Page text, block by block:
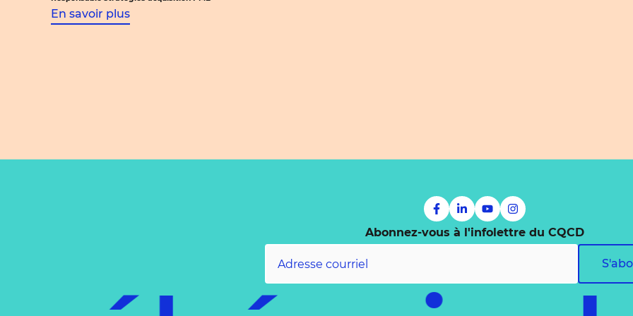
En savoir plus
Abonnez-vous à l'infolettre du CQCD